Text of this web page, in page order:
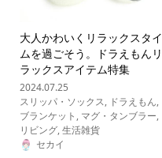
大人かわいくリラックスタイ
ムを過ごそう。ドラえもんリ
ラックスアイテム特集
2024.07.25
スリッパ・ソックス, ドラえもん,
ブランケット , マグ・タンブラー,
リビング,生活雑貨
セカイ